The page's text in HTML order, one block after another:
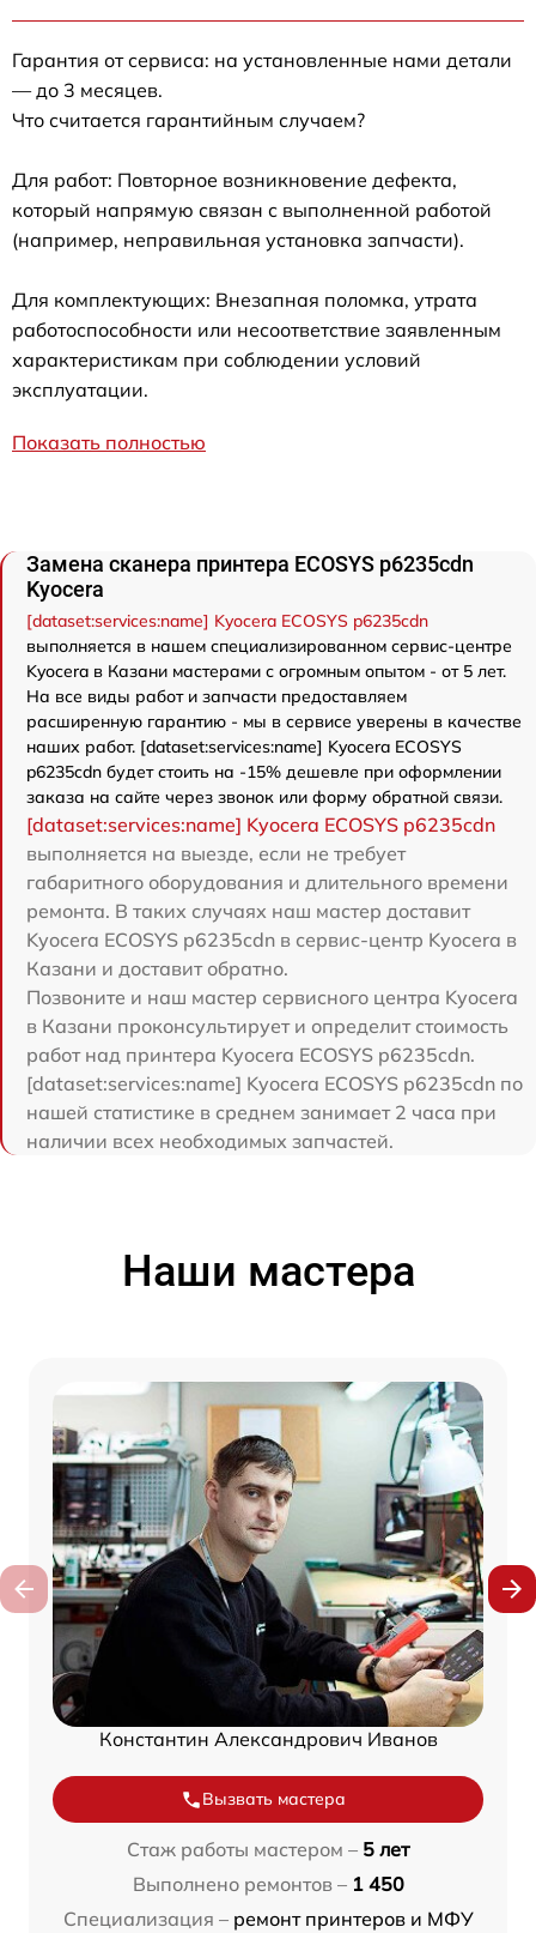
Гарантия от сервиса: на установленные нами детали
— до 3 месяцев.
Что считается гарантийным случаем?
Для работ: Повторное возникновение дефекта,
который напрямую связан с выполненной работой
(например, неправильная установка запчасти).
Для комплектующих: Внезапная поломка, утрата
работоспособности или несоответствие заявленным
характеристикам при соблюдении условий
эксплуатации.
Показать полностью
Замена сканера принтера ECOSYS p6235cdn
Kyocera
[dataset:services:name] Kyocera ECOSYS p6235cdn
выполняется в нашем специализированном сервис-центре
Kyocera в Казани мастерами с огромным опытом - от 5 лет.
На все виды работ и запчасти предоставляем
расширенную гарантию - мы в сервисе уверены в качестве
наших работ. [dataset:services:name] Kyocera ECOSYS
p6235cdn будет стоить на -15% дешевле при оформлении
заказа на сайте через звонок или форму обратной связи.
[dataset:services:name] Kyocera ECOSYS p6235cdn
выполняется на выезде, если не требует
габаритного оборудования и длительного времени
ремонта. В таких случаях наш мастер доставит
Kyocera ECOSYS p6235cdn в сервис-центр Kyocera в
Казани и доставит обратно.
Позвоните и наш мастер сервисного центра Kyocera
в Казани проконсультирует и определит стоимость
работ над принтера Kyocera ECOSYS p6235cdn.
[dataset:services:name] Kyocera ECOSYS p6235cdn по
нашей статистике в среднем занимает 2 часа при
наличии всех необходимых запчастей.
Наши мастера
Константин Александрович Иванов
Вызвать мастера
Стаж работы мастером – 5 лет
Выполнено ремонтов – 1 450
Специализация – ремонт принтеров и МФУ